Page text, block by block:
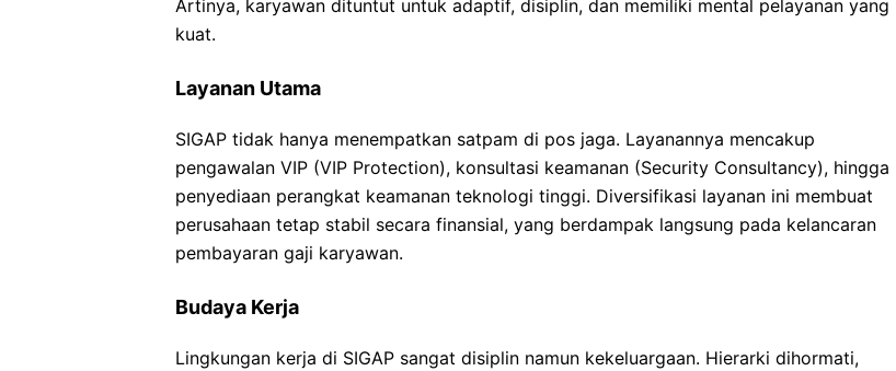
Artinya, karyawan dituntut untuk adaptif, disiplin, dan memiliki mental pelayanan yang
kuat.
Layanan Utama
SIGAP tidak hanya menempatkan satpam di pos jaga. Layanannya mencakup
pengawalan VIP (VIP Protection), konsultasi keamanan (Security Consultancy), hingga
penyediaan perangkat keamanan teknologi tinggi. Diversifikasi layanan ini membuat
perusahaan tetap stabil secara finansial, yang berdampak langsung pada kelancaran
pembayaran gaji karyawan.
Budaya Kerja
Lingkungan kerja di SIGAP sangat disiplin namun kekeluargaan. Hierarki dihormati,